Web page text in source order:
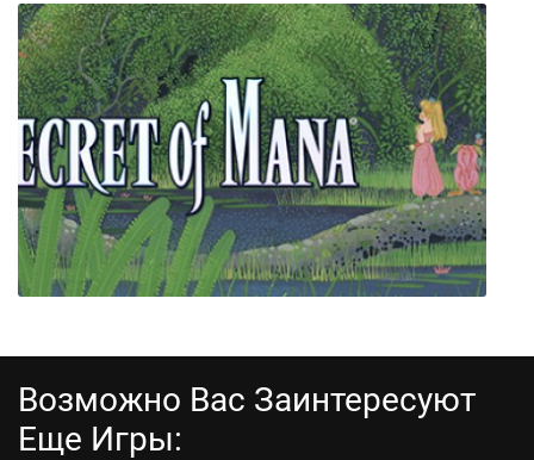
Total Chaos
Возможно Вас Заинтересуют
Еще Игры: